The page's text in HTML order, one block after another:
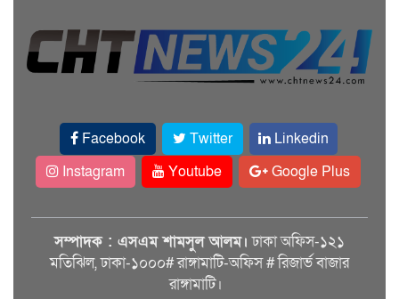
Facebook Twitter
Linkedin
Instagram
Youtube Google Plus
সম্পাদক : এসএম শামসুল আলম। ঢাকা অফিস-১২১
মতিঝিল, ঢাকা-১০০০# রাঙ্গামাটি-অফিস # রিজার্ভ বাজার
রাঙ্গামাটি।